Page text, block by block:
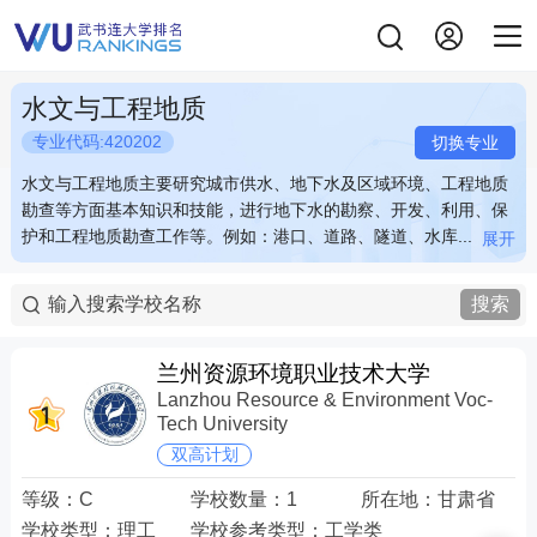
水文与工程地质
专业代码:420202 切换专业
水文与工程地质主要研究城市供水、地下水及区域环境、工程地质
勘查等方面基本知识和技能，进行地下水的勘察、开发、利用、保
护和工程地质勘查工作等。例如：港口、道路、隧道、水库...
水文与工程地质主要研究城市供水、地下水及区域环境、工程地质
勘查等方面基本知识和技能，进行地下水的勘察、开发、利用、保
护和工程地质勘查工作等。例如：港口、道路、隧道、水库等方面
建筑物危害预测与防治等。 关键词：港口 隧道 地下水 地震
展开
水文与工程地质主要研究城市供水、地下水及区域环境、工程地质
勘查等方面基本知识和技能，进行地下水的勘察、开发、利用、保
护和工程地质勘查工作等。例如：港口、道路、隧道、水库...
水文与工程地质主要研究城市供水、地下水及区域环境、工程地质
勘查等方面基本知识和技能，进行地下水的勘察、开发、利用、保
护和工程地质勘查工作等。例如：港口、道路、隧道、水库等方面
建筑物危害预测与防治等。 关键词：港口 隧道 地下水 地震
展开
搜索
兰州资源环境职业技术大学
Lanzhou Resource & Environment Voc-
Tech University
双高计划
等级： C 学校数量： 1 所在地： 甘肃省
学校类型： 理工 学校参考类型： 工学类